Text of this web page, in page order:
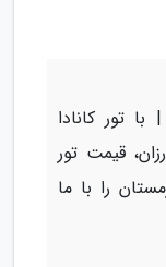
با تور کانادا
قیمت تور
را با ما